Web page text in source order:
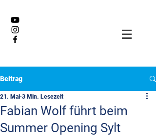
Beitrag
Fabian Wolf führt beim
Summer Opening Sylt
21. Mai 3 Min. Lesezeit